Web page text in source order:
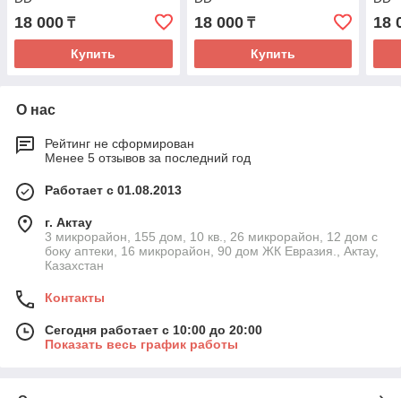
18 000 ₸
Купить
18 000₸
Купить
18
О нас
Рейтинг не сформирован
Менее 5 отзывов за последний год
Работает с 01.08.2013
г. Актау
3 микрорайон, 155 дом, 10 кв., 26 микрорайон, 12 дом с
боку аптеки, 16 микрорайон, 90 дом ЖК Евразия., Актау,
Казахстан
Контакты
Сегодня работает с 10:00 до 20:00
Показать весь график работы